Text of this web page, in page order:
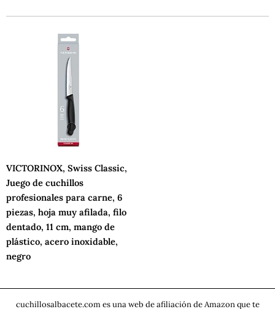
VICTORINOX, Swiss Classic,
Juego de cuchillos
profesionales para carne, 6
piezas, hoja muy afilada, filo
dentado, 11 cm, mango de
plástico, acero inoxidable,
negro
cuchillosalbacete.com es una web de afiliación de Amazon que te